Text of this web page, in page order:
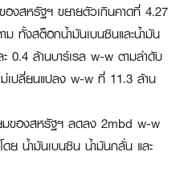
งสหรัฐฯ ขยายตัวเกินคาดที่ 4.27
ม ทั้งสต็อกน้ำมันเบนซินและน้ำมัน
0.4 ล้านบาร์เรล w-w ตามลำดับ
เปลี่ยนแปลง w-w ที่ 11.3 ล้าน
ของสหรัฐฯ ลดลง 2mbd w-w
ย น้ำมันเบนซิน น้ำมันกลั่น และ